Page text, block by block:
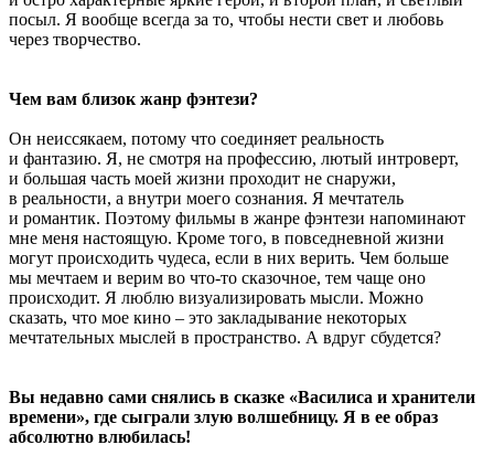
посыл. Я вообще всегда за то, чтобы нести свет и любовь
через творчество.
Чем вам близок жанр фэнтези?
Он неиссякаем, потому что соединяет реальность
и фантазию. Я, не смотря на профессию, лютый интроверт,
и большая часть моей жизни проходит не снаружи,
в реальности, а внутри моего сознания. Я мечтатель
и романтик. Поэтому фильмы в жанре фэнтези напоминают
мне меня настоящую. Кроме того, в повседневной жизни
могут происходить чудеса, если в них верить. Чем больше
мы мечтаем и верим во что-то сказочное, тем чаще оно
происходит. Я люблю визуализировать мысли. Можно
сказать, что мое кино – это закладывание некоторых
мечтательных мыслей в пространство. А вдруг сбудется?
Вы недавно сами снялись в сказке «Василиса и хранители
времени», где сыграли злую волшебницу. Я в ее образ
абсолютно влюбилась!